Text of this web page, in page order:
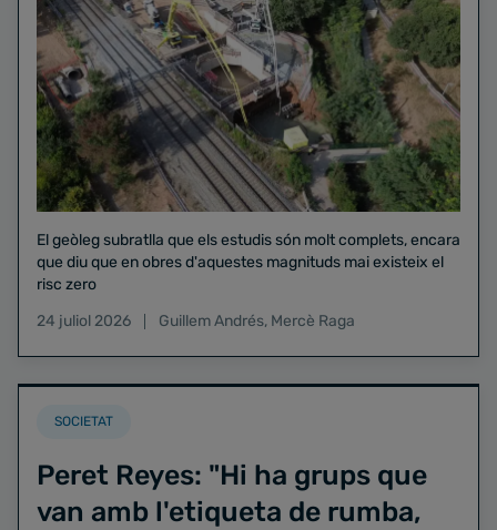
El geòleg subratlla que els estudis són molt complets, encara
que diu que en obres d'aquestes magnituds mai existeix el
risc zero
24 juliol 2026
Guillem Andrés, Mercè Raga
SOCIETAT
Peret Reyes: "Hi ha grups que
van amb l'etiqueta de rumba,